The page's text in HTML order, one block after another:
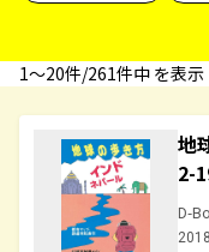
1〜20件/261件中 を表示
地
2-
D-